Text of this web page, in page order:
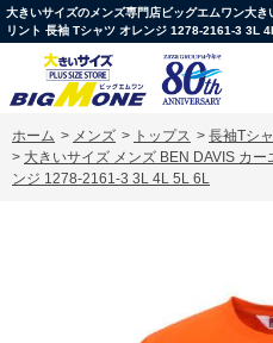
大きいサイズのメンズ専門店ビッグエムワン大
リント 長袖 Tシャツ オレンジ 1278-2161-3 3L
ホーム > メンズ > トップス > 長袖Tシ
> 大きいサイズ メンズ BEN DAVIS カ
ンジ 1278-2161-3 3L 4L 5L 6L